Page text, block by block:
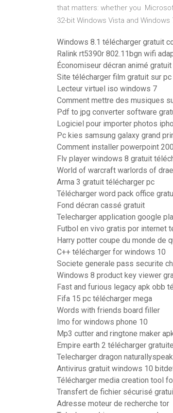
that matters: whether you
32-bit Windows Vista and
Windows 8.1 télécharger gratuit
Ralink rt5390r 802.11bgn wifi
Économiseur décran animé
Site télécharger film gratuit sur
Lecteur virtuel iso windows 7
Comment mettre des musiques
Pdf to jpg converter software
Logiciel pour importer photos
Pc kies samsung galaxy grand
Comment installer powerpoint
Flv player windows 8 gratuit
World of warcraft warlords of
Arma 3 gratuit télécharger pc
Télécharger word pack office
Fond décran cassé gratuit
Telecharger application google
Futbol en vivo gratis por internet
Harry potter coupe du monde de
C++ télécharger for windows 10
Societe generale pass securite
Windows 8 product key viewer
Fast and furious legacy apk obb
Fifa 15 pc télécharger mega
Words with friends board filler
Imo for windows phone 10
Mp3 cutter and ringtone maker
Empire earth 2 télécharger
Telecharger dragon
Antivirus gratuit windows 10
Télécharger media creation tool
Transfert de fichier sécurisé
Adresse moteur de recherche tor